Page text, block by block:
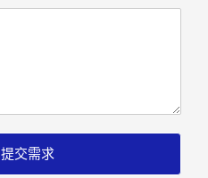
提交需求